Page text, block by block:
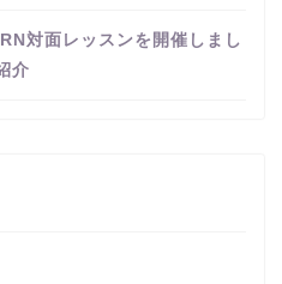
対面レッスンを開催しまし
介